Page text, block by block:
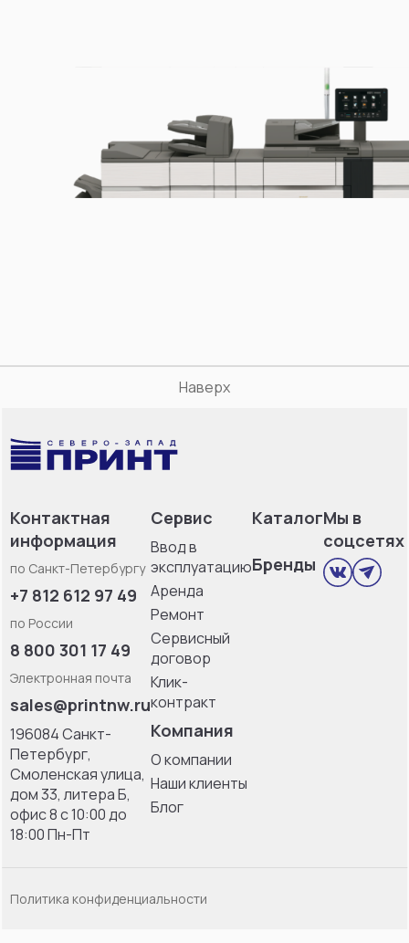
Наверх
Контактная
информация
по Санкт-Петербургу
+7 812 612 97 49
по России
8 800 301 17 49
Электронная почта
sales@printnw.ru
196084 Санкт-
Петербург,
Смоленская улица,
дом 33, литерa Б,
офис 8 с 10:00 до
18:00 Пн-Пт
Сервис
Ввод в
эксплуатацию
Аренда
Ремонт
Сервисный
договор
Клик-
контракт
Компания
О компании
Наши клиенты
Блог
Каталог
Бренды
Мы в
соцсетях
Политика конфиденциальности